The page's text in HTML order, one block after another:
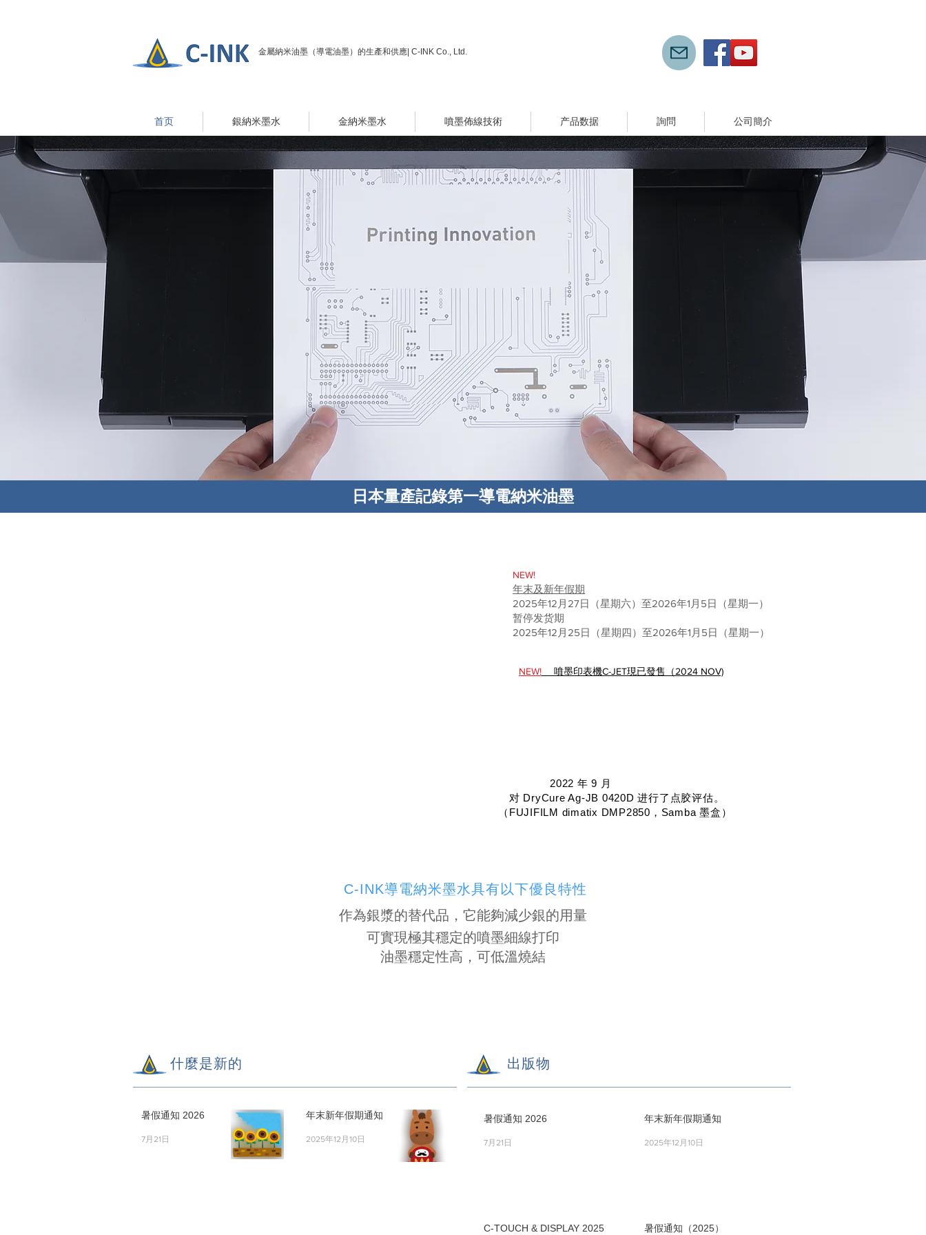
金屬納米油墨（導電油墨）的生產和供應| C-INK Co., Ltd.
首页 銀納米墨水 金納米墨水 噴墨佈線技術 产品数据 詢問 公司簡介
​日本量產記錄第一導電納米油墨
NEW!
年末及新年假期
2025年12月27日（星期六）至2026年1月5日（星期一）
暂停发货期
2025年12月25日（星期四）至2026年1月5日（星期一）
NEW! 噴墨印表機C-JET現已發售（2024 NOV)
2022 年 9 月
对 DryCure Ag-JB 0420D 进行了点胶评估。
（FUJIFILM dimatix DMP2850，Samba 墨盒）
C-INK導電納米墨水具有以下優良特性
作為銀漿的替代品，它能夠減少銀的用量
可實現極其穩定的噴墨細線打印
油墨穩定性高，可低溫燒結
什麼是新的
暑假通知 2026
7月21日
年末新年假期通知
2025年12月10日
出版物
暑假通知 2026
7月21日
年末新年假期通知
2025年12月10日
C-TOUCH & DISPLAY 2025 暑假通知（2025）